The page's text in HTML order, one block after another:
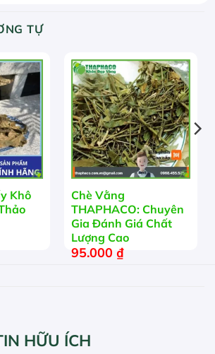
TỰ
Khô
Chè Vằng
THAPHACO: Chuyên
Gia Đánh Giá Chất
Lượng Cao
95.000 ₫
HỮU ÍCH